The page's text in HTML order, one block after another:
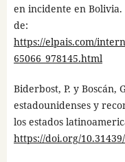
en incidente en
de:
https://elpais.com/
65066_978145.html
Biderbost, P. y Boscán,
estadounidenses y
los estados
https://doi.org/